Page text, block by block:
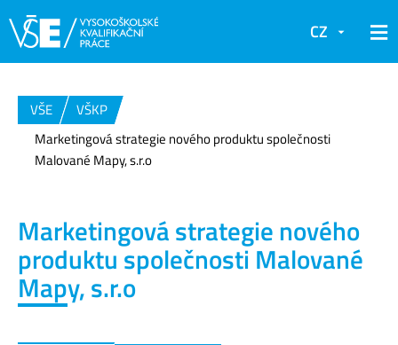
CZ
VŠE
VŠKP
Marketingová strategie nového produktu společnosti
Malované Mapy, s.r.o
Marketingová strategie nového
produktu společnosti Malované
Mapy, s.r.o